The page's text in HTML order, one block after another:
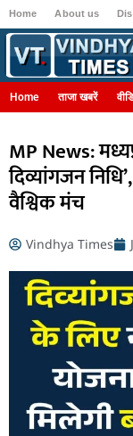
Home About us
Home ताजा खबरें
MP News:
दिव्यांगजन
वैश्विक मंच
Vindhya Times